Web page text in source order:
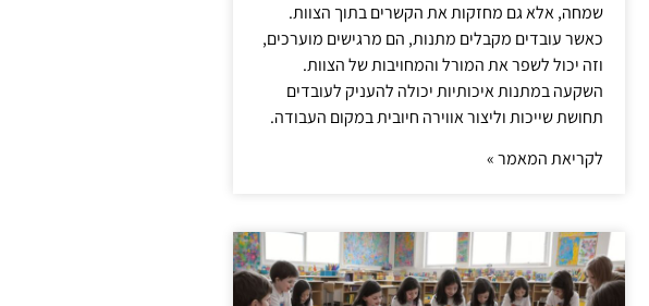
שמחה, אלא גם מחזקות את הקשרים בתוך הצוות.
כאשר עובדים מקבלים מתנות, הם מרגישים מוערכים,
וזה יכול לשפר את המורל והמחויבות של הצוות.
השקעה במתנות איכותיות יכולה להעניק לעובדים
תחושת שייכות וליצור אווירה חיובית במקום העבודה.
לקריאת המאמר »